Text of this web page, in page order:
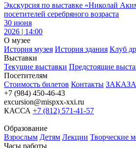
Экскурсия по выставке «Николай
посетителей серебряного возраста
30 июня
2026 | 14:00
О музее
История музея История здания Клуб
Выставки
Текущие выставки Предстоящие
Посетителям
Стоимость билетов Контакты
+7 (984) 450-46-43
excursion@mispxx-xxi.ru
КАССА +7 (812) 571-41-57
Образование
Взрослым Детям Лекции Творческие
Часы работы